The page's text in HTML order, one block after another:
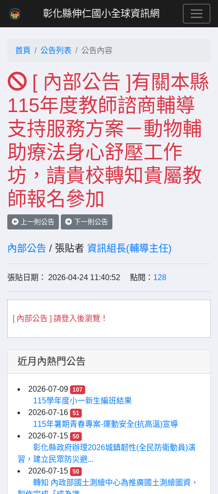
彰化縣伸仁國小全球資訊網
首頁 公告列表 公告內容
[ 內部公告 ]有關本縣
115年度教師諮商輔導
支持服務方案－動物輔
助療法身心舒壓工作
坊，請貴校轉知貴屬教
師報名參加
上一則公告 下一則公告
內部公告 / 張貼者 資訊組長(輔導主任)
張貼日期： 2026-04-24 11:40:52 點閱： 128
[ 內部公告 ] 請登入後瀏覽！
近月內熱門公告
2026-07-09 107
115學年度小一新生編班結果
2026-07-16
51
115年暑期青春專案-運動安全(抗高溫)宣導
2026-07-15
50
彰化縣政府辦理2026城鎮韌性(全民防衛動員)演
習，建立民眾防災避...
2026-07-15
50
轉知 內政部國土測繪中心為推廣國土測繪圖資，